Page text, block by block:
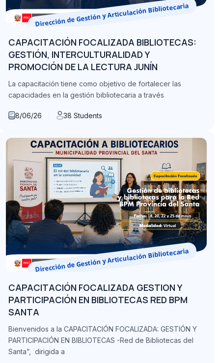
Dirección de Gestión y Articulación Bibliotecaria
CAPACITACIÓN FOCALIZADA BIBLIOTECAS:
GESTIÓN, INTERCULTURALIDAD Y
PROMOCIÓN DE LA LECTURA JUNÍN
La capacitación tiene como objetivo de fortalecer las
capacidades en la gestión bibliotecaria a través
8/06/26 38 Students
Dirección de Gestión y Articulación Bibliotecaria
CAPACITACIÓN FOCALIZADA GESTION Y
PARTICIPACIÓN EN BIBLIOTECAS RED BPM
SANTA
Bienvenidos a la CAPACITACIÓN FOCALIZADA: GESTIÓN Y
PARTICIPACIÓN EN BIBLIOTECAS -Red de Bibliotecas del
Santa”, dirigida a